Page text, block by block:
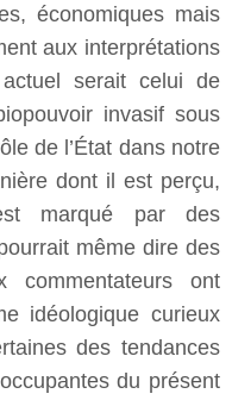
économiques mais
aux interprétations
serait celui de
invasif sous
de l’État dans notre
dont il est perçu,
marqué par des
même dire des
commentateurs ont
idéologique curieux
des tendances
du présent